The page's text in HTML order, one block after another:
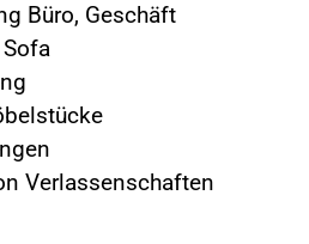
Büro, Geschäft
Verlassenschaften